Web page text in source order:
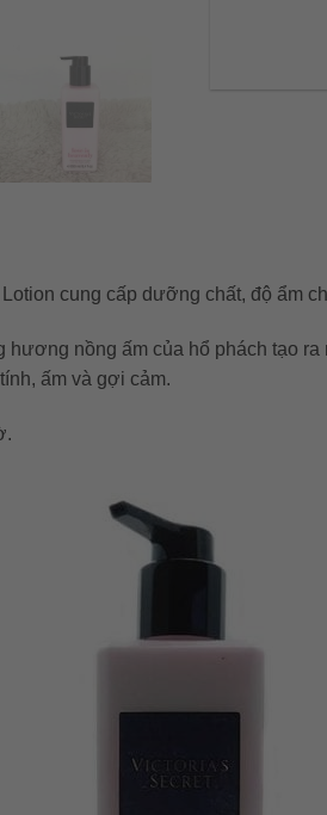
cung cấp dưỡng chất, độ ẩm
nồng ấm của hổ phách tạo
ấm và gợi cảm.